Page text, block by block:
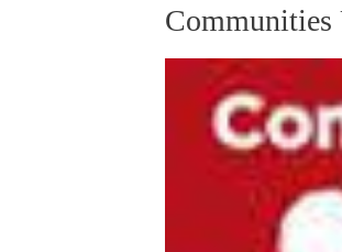
Communities